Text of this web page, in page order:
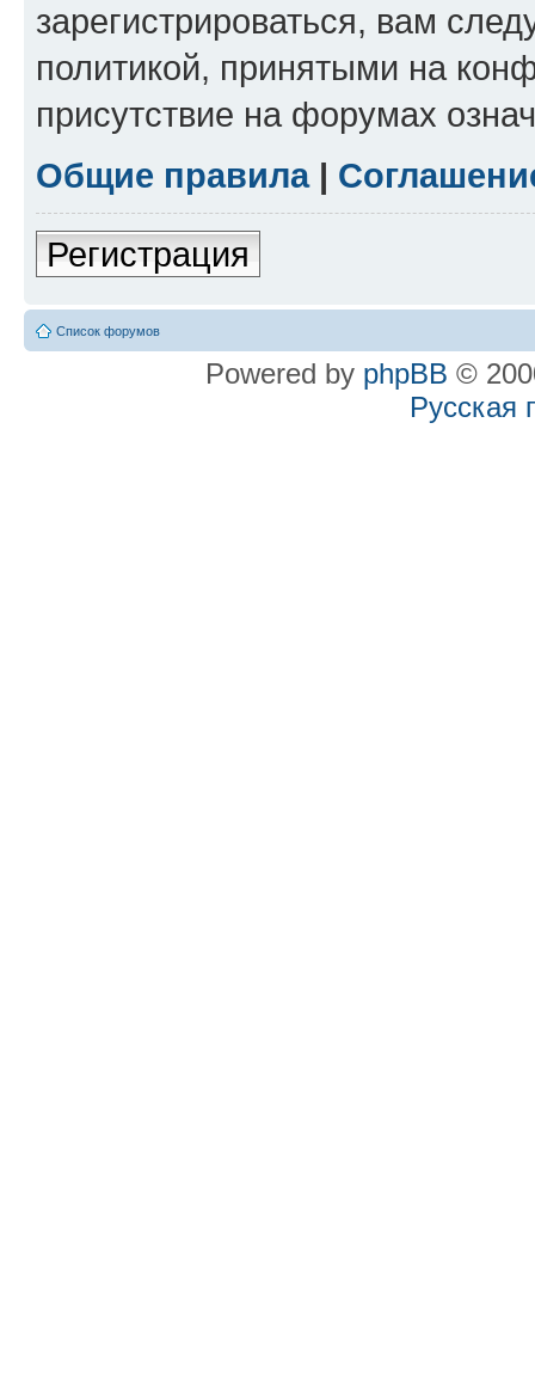
зарегистрироваться, вам
политикой, принятыми на
присутствие на форумах
Общие правила|
Регистрация
Список форумов
Powered by phpBB ©
Русская